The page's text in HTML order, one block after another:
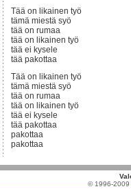
Tää on likainen työ
tämä miestä syö
tää on rumaa
tää on likainen työ
tää ei kysele
tää pakottaa
Tää on likainen työ
tämä miestä syö
tää on rumaa
tää on likainen työ
tää ei kysele
tää pakottaa
pakottaa
pakottaa
© 1996-2009